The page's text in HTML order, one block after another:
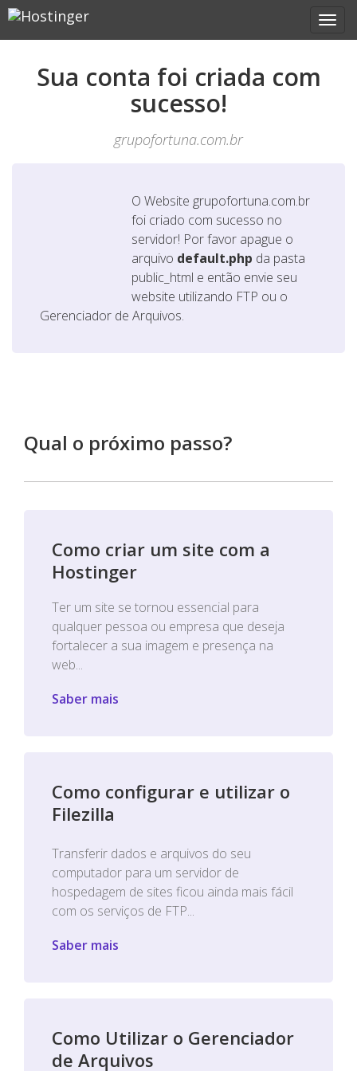
Sua conta foi criada com
sucesso!
grupofortuna.com.br
O Website grupofortuna.com.br
foi criado com sucesso no
servidor! Por favor apague o
arquivo default.php da pasta
public_html e então envie seu
website utilizando FTP ou o
Gerenciador de Arquivos.
Qual o próximo passo?
Como criar um site com a
Hostinger
Ter um site se tornou essencial para
qualquer pessoa ou empresa que deseja
fortalecer a sua imagem e presença na
web...
Saber mais
Como configurar e utilizar o
Filezilla
Transferir dados e arquivos do seu
computador para um servidor de
hospedagem de sites ficou ainda mais fácil
com os serviços de FTP...
Saber mais
Como Utilizar o Gerenciador
de Arquivos